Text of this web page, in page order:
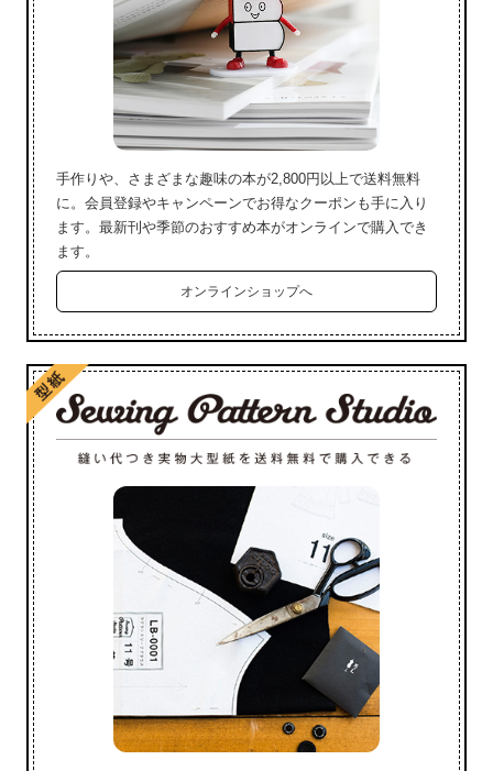
手作りや、さまざまな趣味の本が2,800円以上で送料無料
に。会員登録やキャンペーンでお得なクーポンも手に入り
ます。最新刊や季節のおすすめ本がオンラインで購入でき
ます。
オンラインショップへ